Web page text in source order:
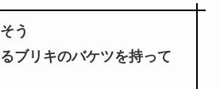
う
ブリキのバケツを持って